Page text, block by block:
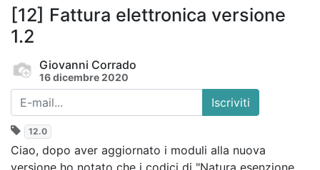
[12] Fattura elettronica versione
1.2
Giovanni Corrado
16 dicembre 2020
Iscriviti
12.0
Ciao, dopo aver aggiornato i moduli alla nuova